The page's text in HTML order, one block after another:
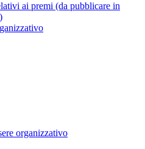
ai premi (da pubblicare in
organizzativo